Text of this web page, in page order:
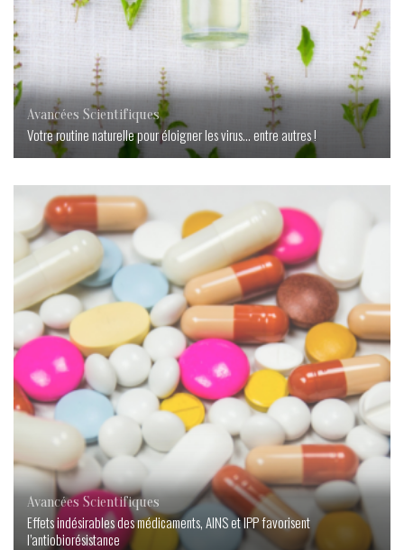
Avancées Scientifiques
Votre routine naturelle pour éloigner les virus… entre autres !
Avancées Scientifiques
Effets indésirables des médicaments, AINS et IPP favorisent
l’antiobiorésistance